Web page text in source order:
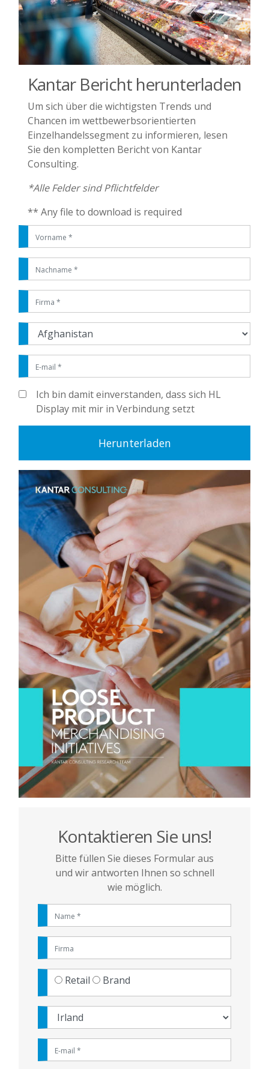
Kantar Bericht herunterladen
Um sich über die wichtigsten Trends und
Chancen im wettbewerbsorientierten
Einzelhandelssegment zu informieren, lesen
Sie den kompletten Bericht von Kantar
Consulting.
*Alle Felder sind Pflichtfelder
** Any file to download is required
Ich bin damit einverstanden, dass sich HL
Display mit mir in Verbindung setzt
Herunterladen
Kontaktieren Sie uns!
Bitte füllen Sie dieses Formular aus
und wir antworten Ihnen so schnell
wie möglich.
Retail Brand